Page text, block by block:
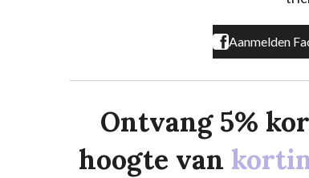
Aanmelden
Ontvang 5%
hoogte van